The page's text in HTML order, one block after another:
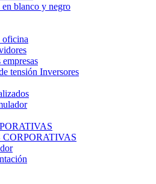
en blanco y negro
oficina
empresas
tensión Inversores